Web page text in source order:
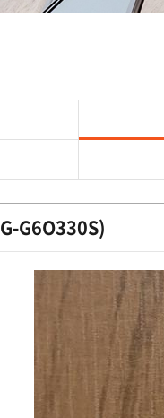
G6O330S)